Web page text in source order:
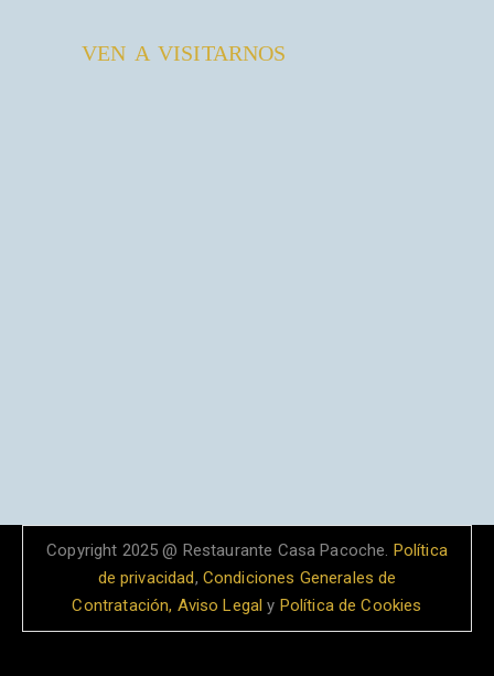
VEN A VISITARNOS
Copyright 2025 @ Restaurante Casa Pacoche. Política
de privacidad, Condiciones Generales de
Contratación, Aviso Legal y Política de Cookies